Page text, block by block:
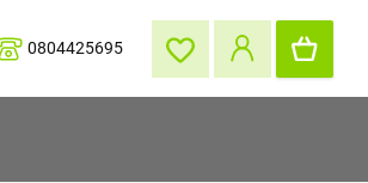
0804425695